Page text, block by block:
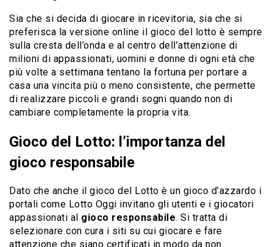
Sia che si decida di giocare in ricevitoria, sia che si
preferisca la versione online il gioco del lotto è sempre
sulla cresta dell’onda e al centro dell’attenzione di
milioni di appassionati, uomini e donne di ogni età che
più volte a settimana tentano la fortuna per portare a
casa una vincita più o meno consistente, che permette
di realizzare piccoli e grandi sogni quando non di
cambiare completamente la propria vita.
Gioco del Lotto: l’importanza del
gioco responsabile
Dato che anche il gioco del Lotto è un gioco d’azzardo i
portali come Lotto Oggi invitano gli utenti e i giocatori
appassionati al gioco responsabile. Si tratta di
selezionare con cura i siti su cui giocare e fare
attenzione che siano certificati in modo da non